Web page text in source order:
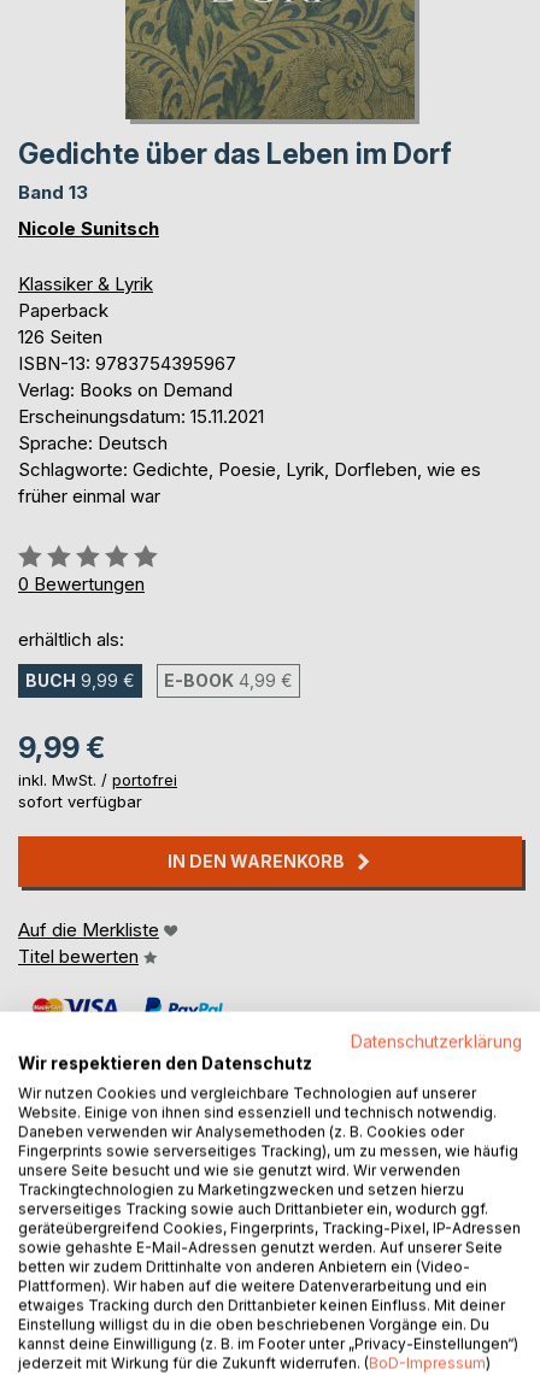
Gedichte über das Leben im Dorf
Band 13
Nicole Sunitsch
Klassiker & Lyrik
Paperback
126 Seiten
ISBN-13: 9783754395967
Verlag: Books on Demand
Erscheinungsdatum: 15.11.2021
Sprache: Deutsch
Schlagworte: Gedichte, Poesie, Lyrik, Dorfleben, wie es
früher einmal war
Bewertung::
0%
0 Bewertungen
erhältlich als:
BUCH 9,99 € E-BOOK 4,99 €
9,99 €
inkl. MwSt. / portofrei
sofort verfügbar
IN DEN WARENKORB
Auf die Merkliste
Titel bewerten
BESCHREIBUNG
Die Gedichte über das Leben im Dorf versetzen uns in eine
andere Zeit und sorgen für etwas Ablenkung in dieser
schweren Zeit. Weit weg von Corona und zurück zum
Ursprung sollen uns diese Gedichte auf andere Gedanken
bringen.
Bleibt gesund!
Datenschutzerklärung
Wir respektieren den Datenschutz
Wir nutzen Cookies und vergleichbare Technologien auf unserer
Website. Einige von ihnen sind essenziell und technisch notwendig.
Daneben verwenden wir Analysemethoden (z. B. Cookies oder
Fingerprints sowie serverseitiges Tracking), um zu messen, wie häufig
unsere Seite besucht und wie sie genutzt wird. Wir verwenden
Trackingtechnologien zu Marketingzwecken und setzen hierzu
serverseitiges Tracking sowie auch Drittanbieter ein, wodurch ggf.
geräteübergreifend Cookies, Fingerprints, Tracking-Pixel, IP-Adressen
sowie gehashte E-Mail-Adressen genutzt werden. Auf unserer Seite
betten wir zudem Drittinhalte von anderen Anbietern ein (Video-
Plattformen). Wir haben auf die weitere Datenverarbeitung und ein
etwaiges Tracking durch den Drittanbieter keinen Einfluss. Mit deiner
Einstellung willigst du in die oben beschriebenen Vorgänge ein. Du
kannst deine Einwilligung (z. B. im Footer unter „Privacy-Einstellungen“)
jederzeit mit Wirkung für die Zukunft widerrufen. (BoD-Impressum)